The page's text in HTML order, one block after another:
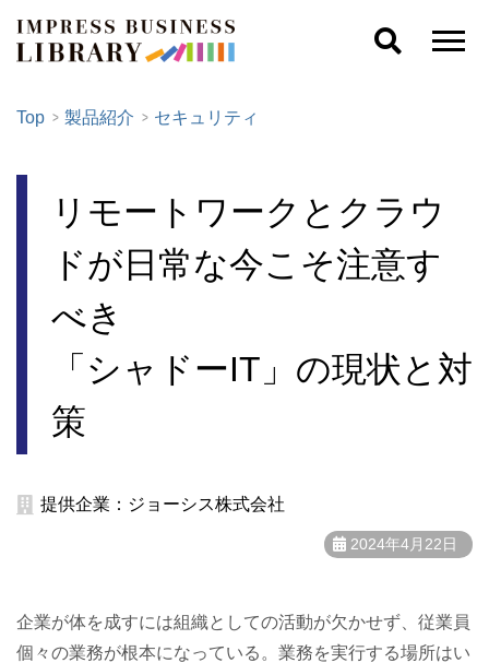
Top 製品紹介 セキュリティ
リモートワークとクラウ
ドが日常な今こそ注意す
べき
「シャドーIT」の現状と対
策
提供企業：ジョーシス株式会社
2024年4月22日
企業が体を成すには組織としての活動が欠かせず、従業員
個々の業務が根本になっている。業務を実行する場所はい